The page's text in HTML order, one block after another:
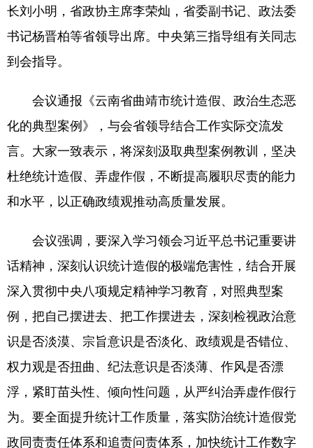
长刘小明，省政协主席李荣灿，省委副书记、政法委
书记杨晋柏等省领导出席。中央第三指导组有关同志
到会指导。
会议通报《云南省曲靖市统计造假、政治生态恶
化的典型案例》，与会省领导结合工作实际交流发
言。大家一致表示，将深刻汲取典型案例教训，坚决
杜绝统计造假、弄虚作假，不断提高履职尽责的能力
和水平，以正确政绩观推动高质量发展。
会议强调，要深入学习领会习近平总书记重要讲
话精神，深刻认识统计造假的极端危害性，结合开展
深入贯彻中央八项规定精神学习教育，对照典型案
例，把自己摆进去、把工作摆进去，深刻检视政治意
识是否淡漠、宗旨意识是否淡化、政绩观是否错位、
权力观是否扭曲、纪法意识是否淡薄、作风是否漂
浮，紧盯苗头性、倾向性问题，从严纠治弄虚作假行
为。要全面提升统计工作质量，落实防治统计造假党
政同责责任体系和追责问责体系，加快统计工作数字